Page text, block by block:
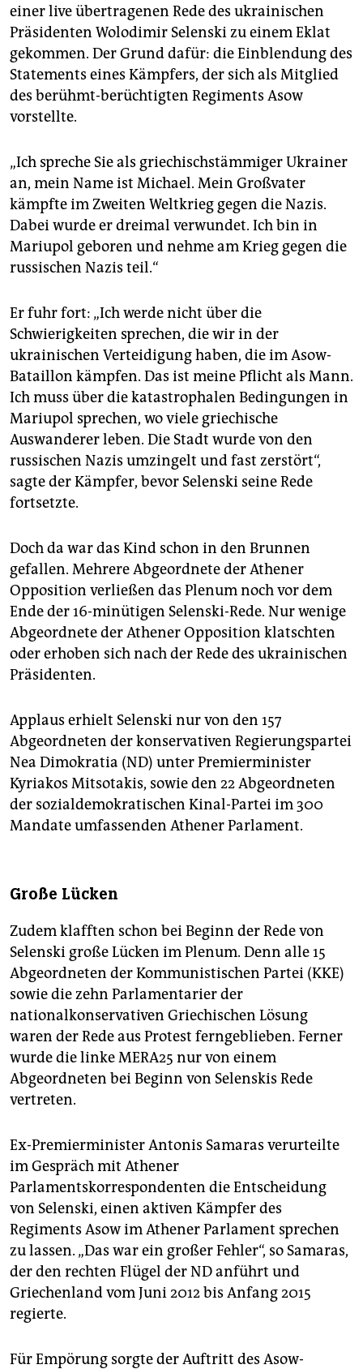
unterstützen
abo
genossenschaft
epaper login
einer live übertragenen Rede des ukrainischen
Präsidenten Wolodimir Selenski zu einem Eklat
gekommen. Der Grund dafür: die Einblendung des
Statements eines Kämpfers, der sich als Mitglied
des berühmt-berüchtigten Regiments Asow
vorstellte.
„Ich spreche Sie als griechischstämmiger Ukrainer
an, mein Name ist Michael. Mein Großvater
kämpfte im Zweiten Weltkrieg gegen die Nazis.
Dabei wurde er dreimal verwundet. Ich bin in
Mariupol geboren und nehme am Krieg gegen die
russischen Nazis teil.“
Er fuhr fort: „Ich werde nicht über die
Schwierigkeiten sprechen, die wir in der
ukrainischen Verteidigung haben, die im Asow-
Bataillon kämpfen. Das ist meine Pflicht als Mann.
Ich muss über die katastrophalen Bedingungen in
Mariupol sprechen, wo viele griechische
Auswanderer leben. Die Stadt wurde von den
russischen Nazis umzingelt und fast zerstört“,
sagte der Kämpfer, bevor Selenski seine Rede
fortsetzte.
Doch da war das Kind schon in den Brunnen
gefallen. Mehrere Abgeordnete der Athener
Opposition verließen das Plenum noch vor dem
Ende der 16-minütigen Selenski-Rede. Nur wenige
Abgeordnete der Athener Opposition klatschten
oder erhoben sich nach der Rede des ukrainischen
Präsidenten.
Applaus erhielt Selenski nur von den 157
Abgeordneten der konservativen Regierungspartei
Nea Dimokratia (ND) unter Premierminister
Kyriakos Mitsotakis, sowie den 22 Abgeordneten
der sozialdemokratischen Kinal-Partei im 300
Mandate umfassenden Athener Parlament.
Große Lücken
Zudem klafften schon bei Beginn der Rede von
Selenski große Lücken im Plenum. Denn alle 15
Abgeordneten der Kommunistischen Partei (KKE)
sowie die zehn Parlamentarier der
nationalkonservativen Griechischen Lösung
waren der Rede aus Protest ferngeblieben. Ferner
wurde die linke MERA25 nur von einem
Abgeordneten bei Beginn von Selenskis Rede
vertreten.
Ex-Premierminister Antonis Samaras verurteilte
im Gespräch mit Athener
Parlamentskorrespondenten die Entscheidung
von Selenski, einen aktiven Kämpfer des
Regiments Asow im Athener Parlament sprechen
zu lassen. „Das war ein großer Fehler“, so Samaras,
der den rechten Flügel der ND anführt und
Griechenland vom Juni 2012 bis Anfang 2015
regierte.
Für Empörung sorgte der Auftritt des Asow-